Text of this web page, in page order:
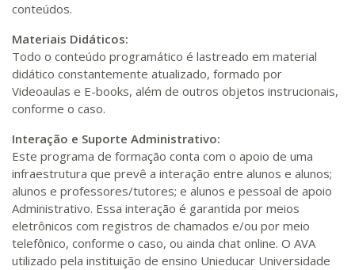
conteúdos.
Materiais Didáticos:
Todo o conteúdo programático é lastreado em material
didático constantemente atualizado, formado por
Videoaulas e E-books, além de outros objetos instrucionais,
conforme o caso.
Interação e Suporte Administrativo:
Este programa de formação conta com o apoio de uma
infraestrutura que prevê a interação entre alunos e alunos;
alunos e professores/tutores; e alunos e pessoal de apoio
Administrativo. Essa interação é garantida por meios
eletrônicos com registros de chamados e/ou por meio
telefônico, conforme o caso, ou ainda chat online. O AVA
utilizado pela instituição de ensino Unieducar Universidade